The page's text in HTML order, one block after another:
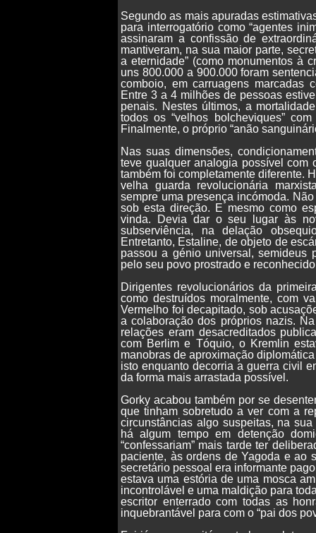
Segundo as mais apuradas
para interrogatório como “agentes
assinaram a confissão de
mantiveram, na sua maior parte,
a eternidade” (como monumentos à
uns 800.000 a 900.000 foram
comboio, em carruagens marcadas
Entre 3 a 4 milhões de pessoas
penais. Nestes últimos, a
todos os “velhos bolcheviques”
Finalmente, o próprio “anão
Nas suas dimensões,
teve qualquer analogia possível
também foi completamente diferente.
velha guarda revolucionária
sempre uma presença incómoda.
sob esta direção. E mesmo como
vinda. Devia dar o seu lugar às
subserviência, na delação
Entretanto, Estaline, de objeto de
passou a génio universal, semideus
pelo seu povo prostrado e
Dirigentes revolucionários da
como destruídos moralmente, com
Vermelho foi decapitado, sob
a colaboração dos próprios nazis.
relações eram desacreditados
com Berlim e Tóquio, o Kremlin
manobras de aproximação
isto enquanto decorria a guerra civil
da forma mais arrastada possível.
Gorky acabou também por se
que tinham sobretudo a ver com a
circunstâncias algo suspeitas, na sua
há algum tempo em detenção
“confessariam” mais tarde ter
paciente, às ordens de Yagoda e ao
secretário pessoal era informante
estava uma estória de uma mosca
incontrolável e uma maldição para
escritor enterrado com todas as
inquebrantável para com o “pai dos